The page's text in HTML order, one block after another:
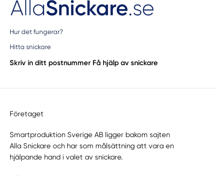
Hur det fungerar?
Hitta snickare
Skriv in ditt postnummer Få hjälp av snickare
Företaget
Smartproduktion Sverige AB ligger bakom sajten
Alla Snickare och har som målsättning att vara en
hjälpande hand i valet av snickare.